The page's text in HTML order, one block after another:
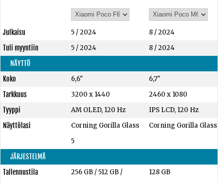
Julkaisu 5 / 2024
8 / 2024
Tuli myyntiin
5 / 2024
8 / 2024
NÄYTTÖ
Koko
6,6"
6,7"
Tarkkuus
3200 x 1440
2460 x 1080
Tyyppi
AM OLED, 120 Hz
IPS LCD, 120 Hz
Näyttölasi
Corning Gorilla Glass
5
Corning Gorilla Glass
JÄRJESTELMÄ
Tallennustila
256 GB/512 GB/
128 GB